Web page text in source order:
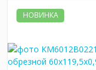
НОВИНКА